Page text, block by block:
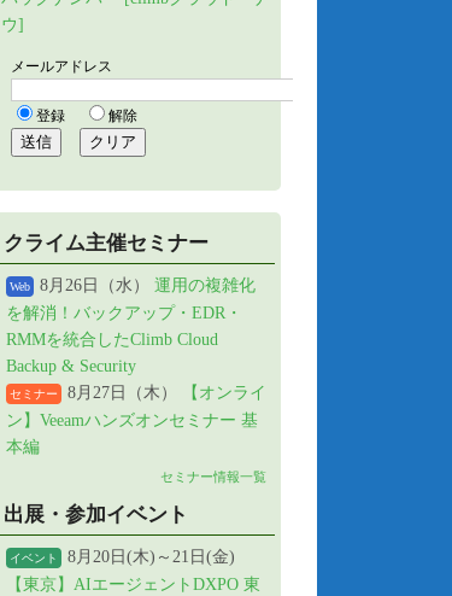
ウ]
クライム主催セミナー
Web 8月26日（水） 運用の複雑化
を解消！バックアップ・EDR・
RMMを統合したClimb Cloud
Backup & Security
セミナー 8月27日（木）
【オンライ
ン】Veeamハンズオンセミナー 基
本編
セミナー情報一覧
出展・参加イベント
イベント
8月20日(木)～21日(金)
【東京】AIエージェントDXPO 東